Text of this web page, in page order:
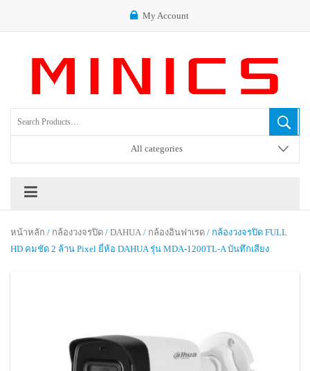
My Account
All categories
หน้าหลัก / กล้องวงจรปิด / DAHUA / กล้องอินฟาเรด / กล้องวงจรปิด FULL
HD คมชัด 2 ล้าน Pixel ยี่ห้อ DAHUA รุ่น MDA-1200TL-A บันทึกเสียง